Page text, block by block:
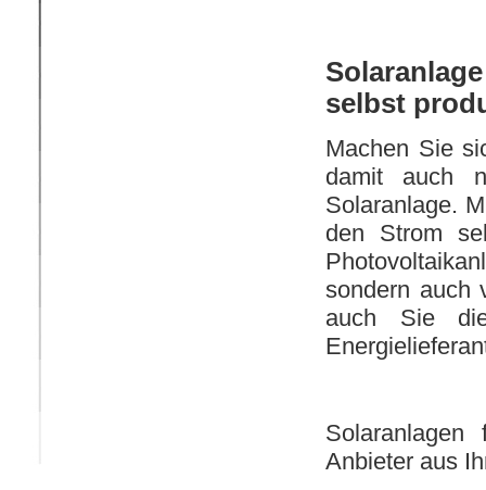
selbst
Machen Sie
damit auch
Solaranlage.
den Strom
sondern auch
auch Sie
Anbieter aus